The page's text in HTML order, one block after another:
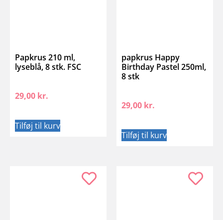
Papkrus 210 ml,
lyseblå, 8 stk. FSC
29,00 kr.
Tilføj til kurv
papkrus Happy
Birthday Pastel 250ml,
8 stk
29,00 kr.
Tilføj til kurv